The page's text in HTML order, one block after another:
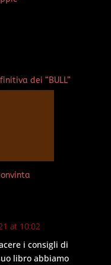
dei “BULL”
at 10:02
i consigli di
libro abbiamo